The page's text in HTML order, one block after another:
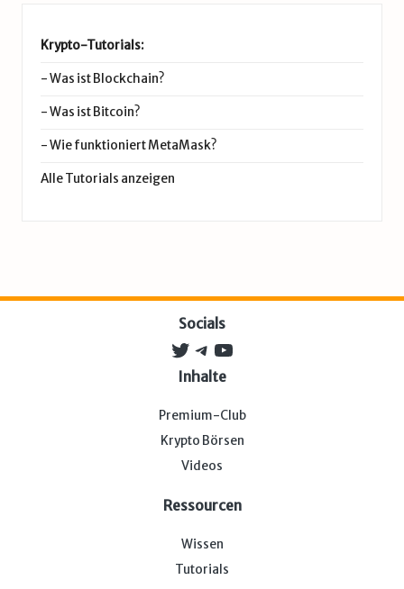
Krypto-Tutorials:
-Was ist Blockchain?
-Was ist Bitcoin?
-Wie funktioniert MetaMask?
Alle Tutorials anzeigen
Socials
Twitter
Telegram
YouTube
Inhalte
Premium-Club
Krypto Börsen
Videos
Ressourcen
Wissen
Tutorials